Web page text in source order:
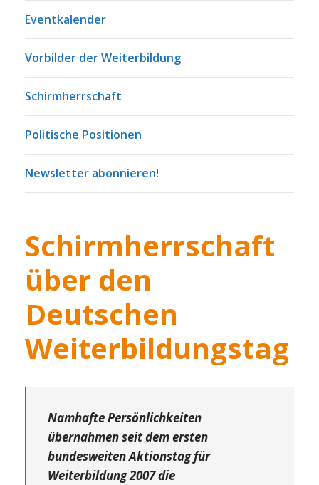
Eventkalender
Vorbilder der Weiterbildung
Schirmherrschaft
Politische Positionen
Newsletter abonnieren!
Schirmherrschaft
über den
Deutschen
Weiterbildungstag
Namhafte Persönlichkeiten
übernahmen seit dem ersten
bundesweiten Aktionstag für
Weiterbildung 2007 die